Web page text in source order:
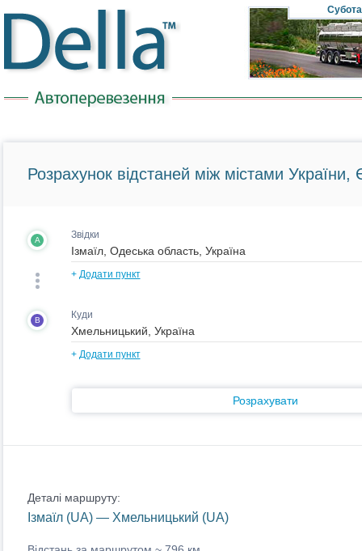
Субота
Розрахунок відстаней між містами України,
A Звідки
+ Додати пункт
B Куди
+ Додати пункт
Розрахувати
Деталі маршруту:
Ізмаїл (UA) — Хмельницький (UA)